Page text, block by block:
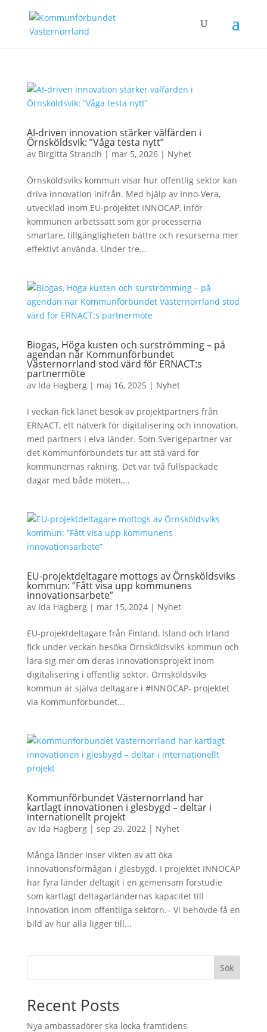
AI-driven innovation stärker välfärden i
Örnsköldsvik: ”Våga testa nytt”
av Birgitta Strandh | mar 5, 2026| Nyhet
Örnsköldsviks kommun visar hur offentlig sektor kan
driva innovation inifrån. Med hjälp av Inno‑Vera,
utvecklad inom EU‑projektet INNOCAP, inför
kommunen arbetssätt som gör processerna
smartare, tillgängligheten bättre och resurserna mer
effektivt använda. Under tre...
Biogas, Höga kusten och surströmming – på
agendan när Kommunförbundet
Västernorrland stod värd för ERNACT:s
partnermöte
av Ida Hagberg| maj 16, 2025 | Nyhet
I veckan fick länet besök av projektpartners från
ERNACT, ett nätverk för digitalisering och innovation,
med partners i elva länder. Som Sverigepartner var
det Kommunförbundets tur att stå värd för
kommunernas räkning. Det var två fullspäckade
dagar med både möten,...
EU-projektdeltagare mottogs av Örnsköldsviks
kommun: ”Fått visa upp kommunens
innovationsarbete”
av Ida Hagberg| mar 15, 2024| Nyhet
EU-projektdeltagare från Finland, Island och Irland
fick under veckan besöka Örnsköldsviks kommun och
lära sig mer om deras innovationsprojekt inom
digitalisering i offentlig sektor. Örnsköldsviks
kommun är själva deltagare i #INNOCAP- projektet
via Kommunförbundet...
Kommunförbundet Västernorrland har
kartlagt innovationen i glesbygd – deltar i
internationellt projekt
av Ida Hagberg| sep 29, 2022| Nyhet
Många länder inser vikten av att öka
innovationsförmågan i glesbygd. I projektet INNOCAP
har fyra länder deltagit i en gemensam förstudie
som kartlagt deltagarländernas kapacitet till
innovation inom offentliga sektorn.– Vi behövde få en
bild av hur alla ligger till...
Sök
Recent Posts
Nya ambassadörer ska locka framtidens